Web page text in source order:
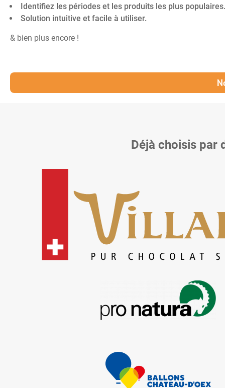
Identifiez les périodes et les produits les plus populaires.
Solution intuitive et facile à utiliser.
& bien plus encore !
Déjà choisis par